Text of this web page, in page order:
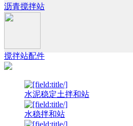
沥青搅拌站
搅拌站配件
水泥稳定土拌和站
水稳拌和站